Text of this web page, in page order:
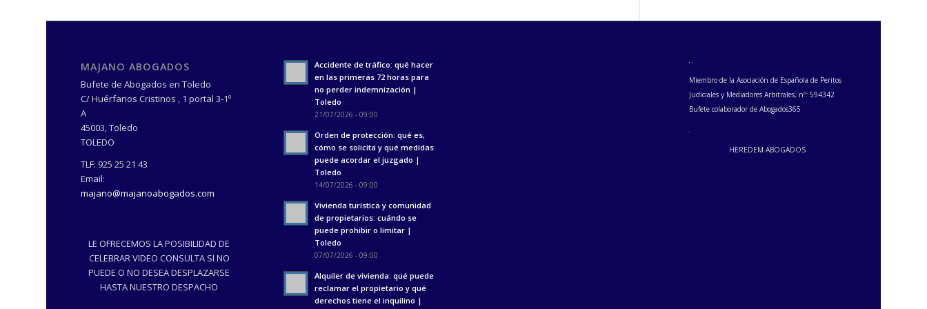
MAJANO ABOGADOS
Bufete de Abogados en Toledo
C/ Huérfanos Cristinos , 1 portal 3-1º
A
45003,Toledo
TOLEDO
TLF: 925 25 21 43
Email:
majano@majanoabogados.com
LE OFRECEMOS LA POSIBILIDAD DE
CELEBRAR VIDEO CONSULTA SI NO
PUEDE O NO DESEA DESPLAZARSE
HASTA NUESTRO DESPACHO
Accidente de tráfico: qué hacer
en las primeras 72 horas para
no perder indemnización |
Toledo
21/07/2026 - 09:00
Orden de protección: qué es,
cómo se solicita y qué medidas
puede acordar el juzgado |
Toledo
14/07/2026 - 09:00
Vivienda turística y comunidad
de propietarios: cuándo se
puede prohibir o limitar |
Toledo
07/07/2026 - 09:00
Alquiler de vivienda: qué puede
reclamar el propietario y qué
derechos tiene el inquilino |
Miembro de la Asociación de Española de Peritos
Judiciales y Mediadores Arbitrales, nº: 594342
Bufete colaborador de Abogados365
HEREDEM ABOGADOS